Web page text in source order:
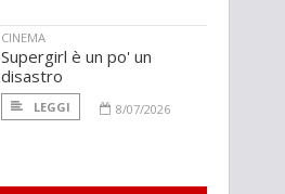
CINEMA
Supergirl è un po' un
disastro
LEGGI 8/07/2026